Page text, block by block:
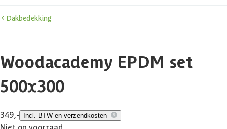
Dakbedekking
Woodacademy EPDM set
500x300
349,- Incl. BTW en verzendkosten
Niet op voorraad